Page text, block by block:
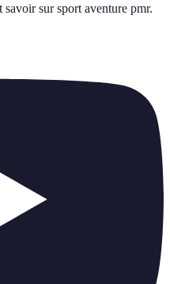
savoir sur sport aventure pmr.